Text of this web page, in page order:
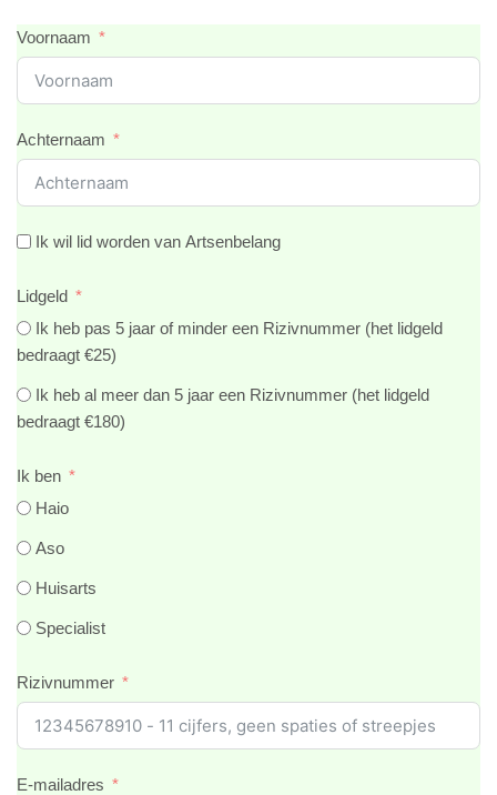
Voornaam
Achternaam
Ik wil lid worden van Artsenbelang
Lidgeld
Ik heb pas 5 jaar of minder een Rizivnummer (het lidgeld
bedraagt €25)
Ik heb al meer dan 5 jaar een Rizivnummer (het lidgeld
bedraagt €180)
Ik ben
Haio
Aso
Huisarts
Specialist
Rizivnummer
E-mailadres